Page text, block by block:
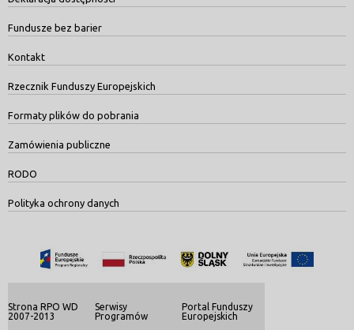
Fundusze bez barier
Kontakt
Rzecznik Funduszy Europejskich
Formaty plików do pobrania
Zamówienia publiczne
RODO
Polityka ochrony danych
Strona RPO WD
2007-2013
Serwisy
Programów
Portal Funduszy
Europejskich